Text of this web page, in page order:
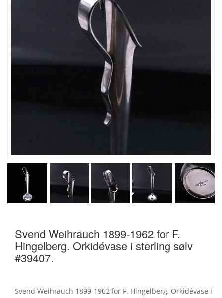
Svend Weihrauch 1899-1962 for F.
Hingelberg. Orkidévase i sterling sølv
#39407.
Svend Weihrauch 1899-1962 for F. Hingelberg. Orkidévase i